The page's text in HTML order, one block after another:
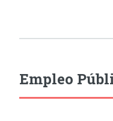
Empleo